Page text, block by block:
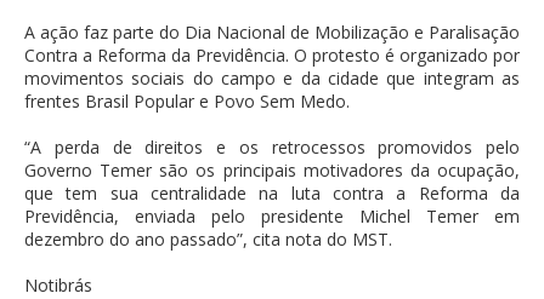
A ação faz parte do Dia Nacional de Mobilização e Paralisação
Contra a Reforma da Previdência. O protesto é organizado por
movimentos sociais do campo e da cidade que integram as
frentes Brasil Popular e Povo Sem Medo.
“A perda de direitos e os retrocessos promovidos pelo
Governo Temer são os principais motivadores da ocupação,
que tem sua centralidade na luta contra a Reforma da
Previdência, enviada pelo presidente Michel Temer em
dezembro do ano passado”, cita nota do MST.
Notibrás